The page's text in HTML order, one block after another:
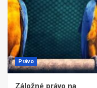
Právo
Záložné právo na